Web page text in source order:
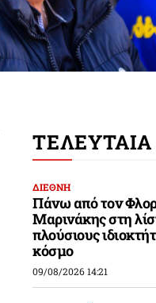
ΔΙΕΘΝΗ
Πάνω από τον
Μαρινάκης στη
πλούσιους
κόσμο
09/08/2026 14:21